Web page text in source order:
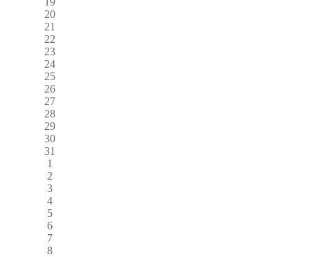
20
21
22
23
24
25
26
27
28
29
30
31
1
2
3
4
5
6
7
8